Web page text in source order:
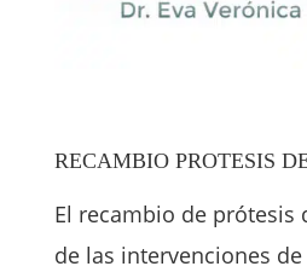
RECAMBIO PROTESIS
El recambio de prótesis
de las intervenciones